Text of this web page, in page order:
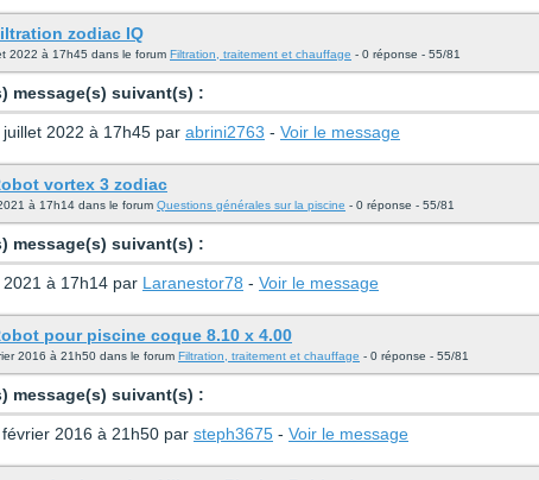
zodiac IQ
2022 à 17h45 dans le forum Filtration, traitement et chauffage - 0 réponse - 55/81
message(s) suivant(s) :
2022 à 17h45 par abrini2763 - Voir le message
vortex 3 zodiac
à 17h14 dans le forum Questions générales sur la piscine - 0 réponse - 55/81
message(s) suivant(s) :
à 17h14 par Laranestor78 - Voir le message
pour piscine coque 8.10 x 4.00
2016 à 21h50 dans le forum Filtration, traitement et chauffage - 0 réponse - 55/81
message(s) suivant(s) :
2016 à 21h50 par steph3675 - Voir le message